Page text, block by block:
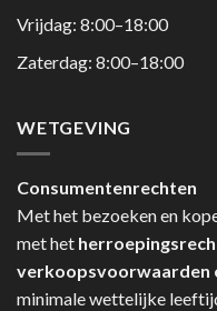
Vrijdag: 8:00–18:00
Zaterdag: 8:00–18:00
WETGEVING
Consumentenrechten
Met het bezoeken en
met het
verkoopsvoorwaarden
minimale wettelijke